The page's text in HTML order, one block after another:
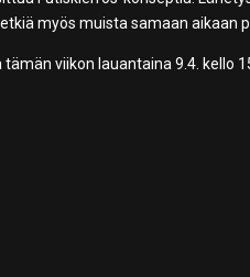
myös muista samaan aikaan
viikon lauantaina 9.4. kello